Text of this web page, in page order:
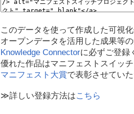
このデータを使って作成した可視
オープンデータを活用した成果等
Knowledge Connectorに必ずご登録
優れた作品はマニフェストスイッ
マニフェスト大賞で表彰させていた
≫詳しい登録方法はこちら